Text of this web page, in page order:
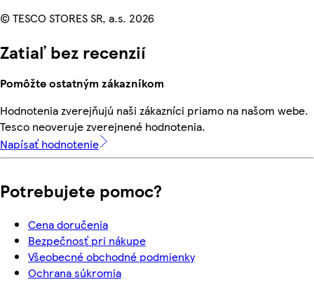
© TESCO STORES SR, a.s. 2026
Zatiaľ bez recenzií
Pomôžte ostatným zákazníkom
Hodnotenia zverejňujú naši zákazníci priamo na našom webe.
Tesco neoveruje zverejnené hodnotenia.
Napísať hodnotenie
Potrebujete pomoc?
Cena doručenia
Bezpečnosť pri nákupe
Všeobecné obchodné podmienky
Ochrana súkromia